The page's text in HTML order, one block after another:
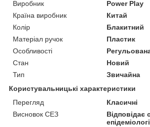
Виробник
Power Play
Країна виробник
Китай
Колір
Блакитний
Матеріал ручок
Пластик
Особливості
Стан
Новий
Тип
Звичайна
Користувальницькі характеристики
Перегляд
Класичні
Висновок СЕЗ
Відповідає